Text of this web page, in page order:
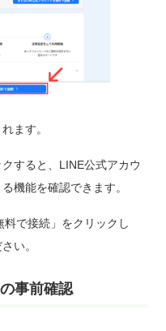
ます。
すると、LINE公式アカウ
機能を確認できます。
料で接続」をクリックし
い。
事前確認